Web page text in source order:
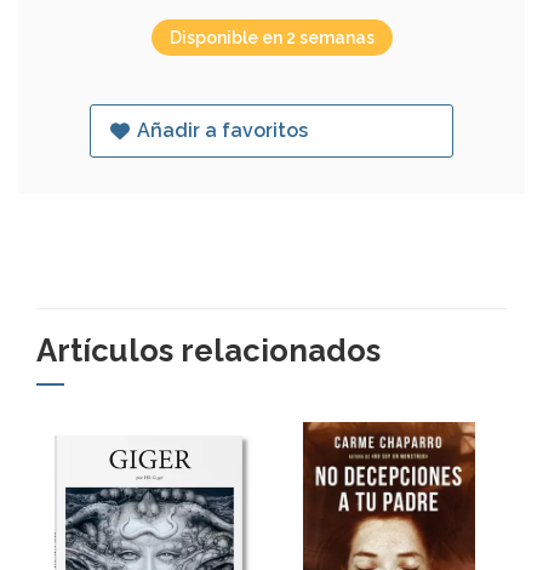
Disponible en 2 semanas
Añadir a favoritos
Artículos relacionados